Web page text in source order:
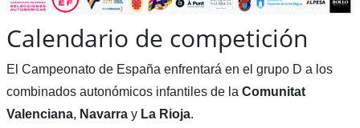
Calendario de competición
El Campeonato de España enfrentará en el grupo D a los
combinados autonómicos infantiles de la Comunitat
Valenciana, Navarray La Rioja.